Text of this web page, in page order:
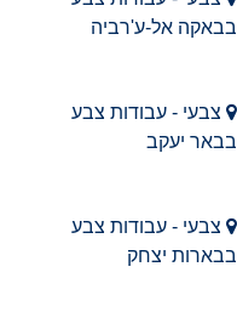
בבאקה אל-ע'רביה
צבעי - עבודות צבע
בבאר יעקב
צבעי - עבודות צבע
בבארות יצחק